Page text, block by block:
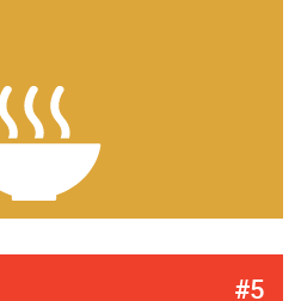
#5